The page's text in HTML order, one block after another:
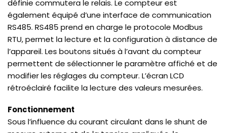
définie commutera le relais. Le compteur est
également équipé d’une interface de communication
RS485. RS485 prend en charge le protocole Modbus
RTU, permet la lecture et la configuration à distance de
l’appareil. Les boutons situés à l’avant du compteur
permettent de sélectionner le paramètre affiché et de
modifier les réglages du compteur. L’écran LCD
rétroéclairé facilite la lecture des valeurs mesurées.
Fonctionnement
Sous l’influence du courant circulant dans le shunt de